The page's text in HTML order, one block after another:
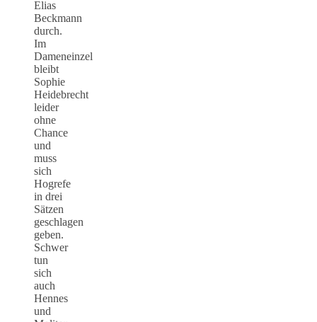
Elias
Beckmann
durch.
Im
Dameneinzel
bleibt
Sophie
Heidebrecht
leider
ohne
Chance
und
muss
sich
Hogrefe
in drei
Sätzen
geschlagen
geben.
Schwer
tun
sich
auch
Hennes
und